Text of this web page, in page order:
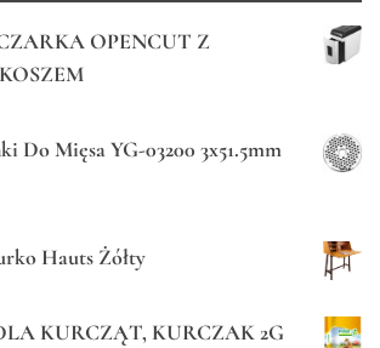
OPENCUT Z
Do Mięsa YG-03200 3x51.5mm
Hauts Żółty
KURCZĄT, KURCZAK 2G